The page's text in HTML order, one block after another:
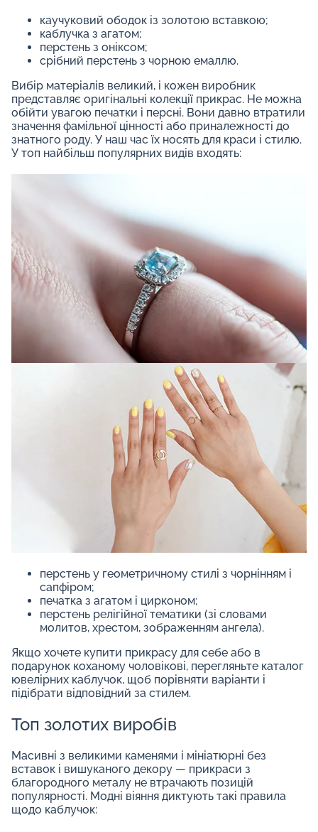
каучуковий ободок із золотою вставкою;
каблучка з агатом;
перстень з оніксом;
срібний перстень з чорною емаллю.
Вибір матеріалів великий, і кожен виробник
представляє оригінальні колекції прикрас. Не можна
обійти увагою печатки і персні. Вони давно втратили
значення фамільної цінності або приналежності до
знатного роду. У наш час їх носять для краси і стилю.
У топ найбільш популярних видів входять:
перстень у геометричному стилі з чорнінням і
сапфіром;
печатка з агатом і цирконом;
перстень релігійної тематики (зі словами
молитов, хрестом, зображенням ангела).
Якщо хочете купити прикрасу для себе або в
подарунок коханому чоловікові, перегляньте каталог
ювелірних каблучок, щоб порівняти варіанти і
підібрати відповідний за стилем.
Топ золотих виробів
Масивні з великими каменями і мініатюрні без
вставок і вишуканого декору — прикраси з
благородного металу не втрачають позицій
популярності. Модні віяння диктують такі правила
щодо каблучок: